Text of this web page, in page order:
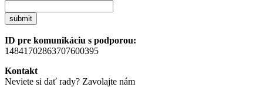
submit
ID pre komunikáciu s podporou:
14841702863707600395
Kontakt
Neviete si dať rady? Zavolajte nám